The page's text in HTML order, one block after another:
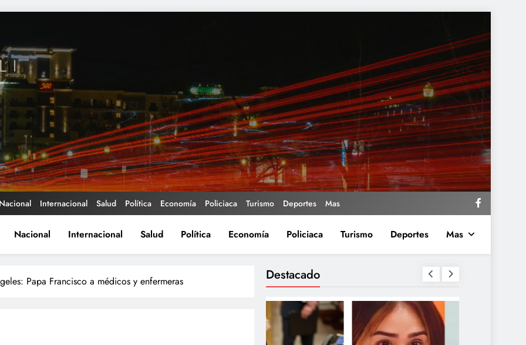
Nacional Internacional Salud Política Economía Policiaca Turismo Deportes Mas
Nacional Internacional Salud Política Economía Policiaca Turismo Deportes Mas
Papa Francisco a médicos y enfermeras Destacado